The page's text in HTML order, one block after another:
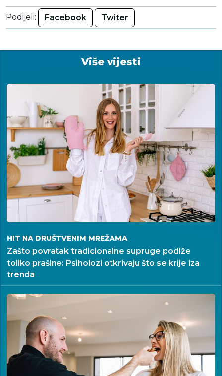
Podijeli: Facebook Twiter
Više vijesti
HIT NA DRUŠTVENIM MREŽAMA
Zašto povratak tradicionalne supruge podiže
toliko prašine: Psiholozi otkrivaju što se krije iza
trenda